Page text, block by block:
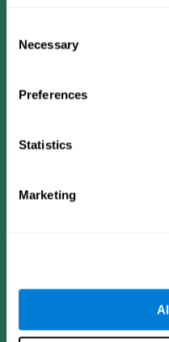
Selection
Necessary
Preferences
Statistics
Marketing